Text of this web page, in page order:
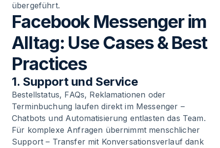
übergeführt.
Facebook Messenger im
Alltag: Use Cases & Best
Practices
1. Support und Service
Bestellstatus, FAQs, Reklamationen oder
Terminbuchung laufen direkt im Messenger –
Chatbots und Automatisierung entlasten das Team.
Für komplexe Anfragen übernimmt menschlicher
Support – Transfer mit Konversationsverlauf dank